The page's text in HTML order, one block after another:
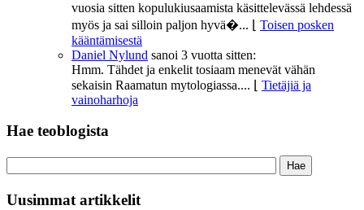
vuosia sitten kopulukiusaamista käsittelevässä lehdessä
myös ja sai silloin paljon hyvä�...
Toisen posken
kääntämisestä
Daniel Nylund sanoi 3 vuotta sitten:
Hmm. Tähdet ja enkelit tosiaam menevät vähän
sekaisin Raamatun mytologiassa....
Tietäjiä ja
vainoharhoja
Hae teoblogista
Uusimmat artikkelit